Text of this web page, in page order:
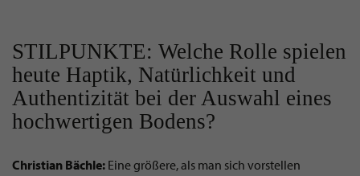
STILPUNKTE: Welche Rolle spielen
heute Haptik, Natürlichkeit und
Authentizität bei der Auswahl eines
hochwertigen Bodens?
Christian Bächle: Eine größere, als man sich vorstellen